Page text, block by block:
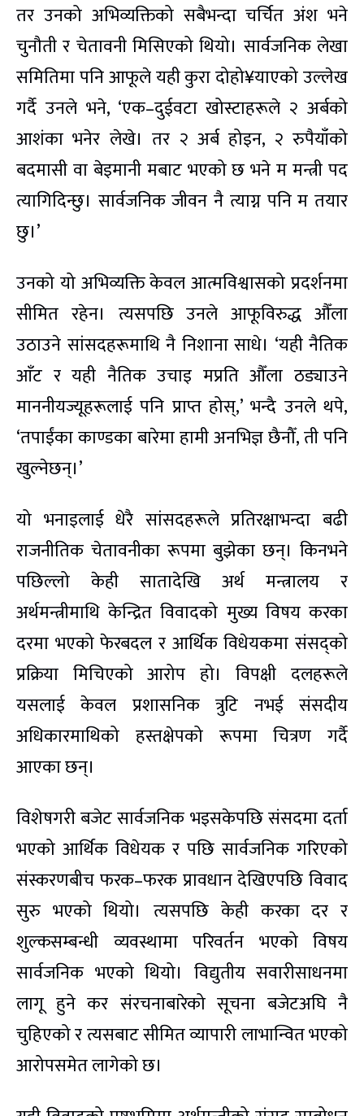
तर उनको अभिव्यक्तिको सबैभन्दा चर्चित अंश भने
चुनौती र चेतावनी मिसिएको थियो। सार्वजनिक लेखा
समितिमा पनि आफूले यही कुरा दोहो¥याएको उल्लेख
गर्दै उनले भने, ‘एक–दुईवटा खोस्टाहरूले २ अर्बको
आशंका भनेर लेखे। तर २ अर्ब होइन, २ रुपैयाँको
बदमासी वा बेइमानी मबाट भएको छ भने म मन्त्री पद
त्यागिदिन्छु। सार्वजनिक जीवन नै त्याग्न पनि म तयार
छु।’
उनको यो अभिव्यक्ति केवल आत्मविश्वासको प्रदर्शनमा
सीमित रहेन। त्यसपछि उनले आफूविरुद्ध औँला
उठाउने सांसदहरूमाथि नै निशाना साधे। ‘यही नैतिक
आँट र यही नैतिक उचाइ मप्रति औँला ठड्याउने
माननीयज्यूहरूलाई पनि प्राप्त होस्,’ भन्दै उनले थपे,
‘तपाईंका काण्डका बारेमा हामी अनभिज्ञ छैनौँ, ती पनि
खुल्नेछन्।’
यो भनाइलाई धेरै सांसदहरूले प्रतिरक्षाभन्दा बढी
राजनीतिक चेतावनीका रूपमा बुझेका छन्। किनभने
पछिल्लो केही सातादेखि अर्थ मन्त्रालय र
अर्थमन्त्रीमाथि केन्द्रित विवादको मुख्य विषय करका
दरमा भएको फेरबदल र आर्थिक विधेयकमा संसद्को
प्रक्रिया मिचिएको आरोप हो। विपक्षी दलहरूले
यसलाई केवल प्रशासनिक त्रुटि नभई संसदीय
अधिकारमाथिको हस्तक्षेपको रूपमा चित्रण गर्दै
आएका छन्।
विशेषगरी बजेट सार्वजनिक भइसकेपछि संसदमा दर्ता
भएको आर्थिक विधेयक र पछि सार्वजनिक गरिएको
संस्करणबीच फरक–फरक प्रावधान देखिएपछि विवाद
सुरु भएको थियो। त्यसपछि केही करका दर र
शुल्कसम्बन्धी व्यवस्थामा परिवर्तन भएको विषय
सार्वजनिक भएको थियो। विद्युतीय सवारीसाधनमा
लागू हुने कर संरचनाबारेको सूचना बजेटअघि नै
चुहिएको र त्यसबाट सीमित व्यापारी लाभान्वित भएको
आरोपसमेत लागेको छ।